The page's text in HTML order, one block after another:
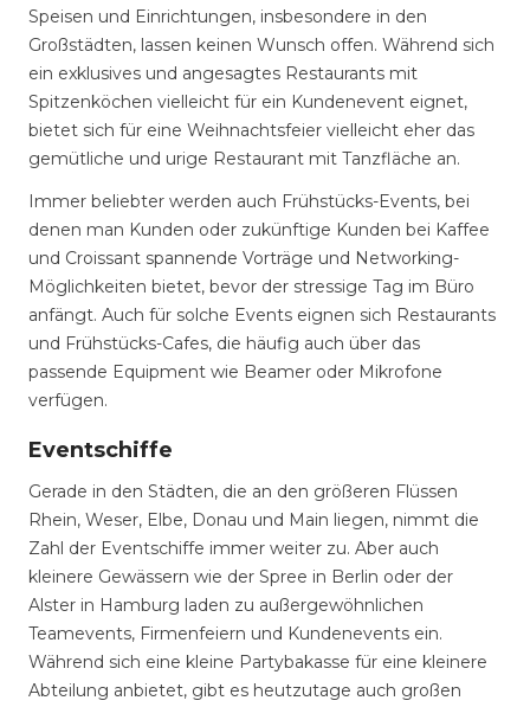
Speisen und Einrichtungen, insbesondere in den
Großstädten, lassen keinen Wunsch offen. Während sich
ein exklusives und angesagtes Restaurants mit
Spitzenköchen vielleicht für ein Kundenevent eignet,
bietet sich für eine Weihnachtsfeier vielleicht eher das
gemütliche und urige Restaurant mit Tanzfläche an.
Immer beliebter werden auch Frühstücks-Events, bei
denen man Kunden oder zukünftige Kunden bei Kaffee
und Croissant spannende Vorträge und Networking-
Möglichkeiten bietet, bevor der stressige Tag im Büro
anfängt. Auch für solche Events eignen sich Restaurants
und Frühstücks-Cafes, die häufig auch über das
passende Equipment wie Beamer oder Mikrofone
verfügen.
Eventschiffe
Gerade in den Städten, die an den größeren Flüssen
Rhein, Weser, Elbe, Donau und Main liegen, nimmt die
Zahl der Eventschiffe immer weiter zu. Aber auch
kleinere Gewässern wie der Spree in Berlin oder der
Alster in Hamburg laden zu außergewöhnlichen
Teamevents, Firmenfeiern und Kundenevents ein.
Während sich eine kleine Partybakasse für eine kleinere
Abteilung anbietet, gibt es heutzutage auch großen